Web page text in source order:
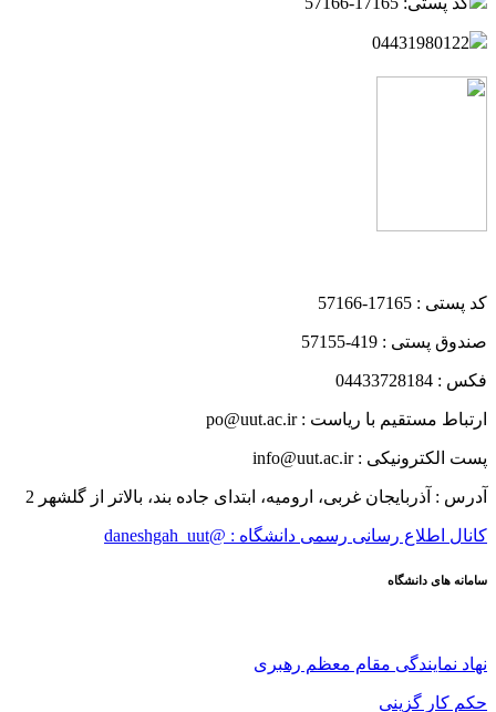
04431980122
کد پستی : 17165-57166
صندوق پستی : 419-57155
فکس : 04433728184
ارتباط مستقیم با ریاست : po@uut.ac.ir
پست الکترونیکی : info@uut.ac.ir
آدرس : آذربایجان غربی، ارومیه، ابتدای جاده بند، بالاتر از گلشهر 2
کانال اطلاع رسانی رسمی دانشگاه : @daneshgah_uut
سامانه های دانشگاه
نهاد نمایندگی مقام معظم رهبری
حکم کار گزینی